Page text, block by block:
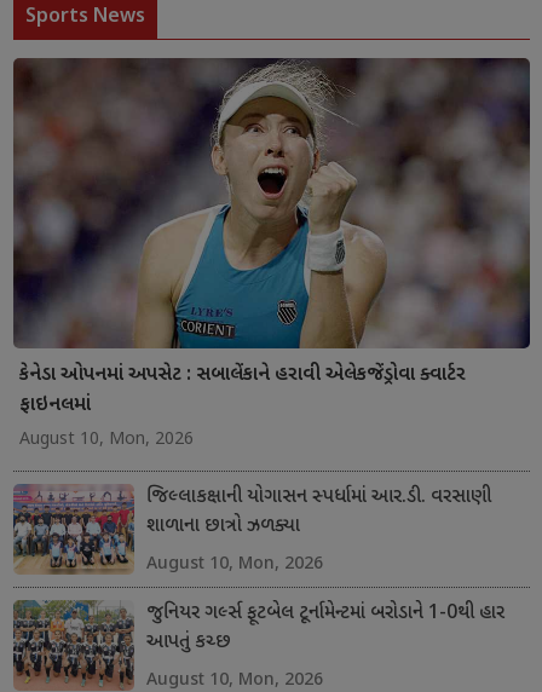
Sports News
કેનેડા ઓપનમાં અપસેટ : સબાલેંકાને હરાવી એલેકજેંડ્રોવા ક્વાર્ટર
ફાઇનલમાં
August 10, Mon, 2026
જિલ્લાકક્ષાની યોગાસન સ્પર્ધામાં આર.ડી. વરસાણી
શાળાના છાત્રો ઝળક્યા
August 10, Mon, 2026
જુનિયર ગર્લ્સ ફૂટબેલ ટૂર્નામેન્ટમાં બરોડાને 1-0થી હાર
આપતું કચ્છ
August 10, Mon, 2026